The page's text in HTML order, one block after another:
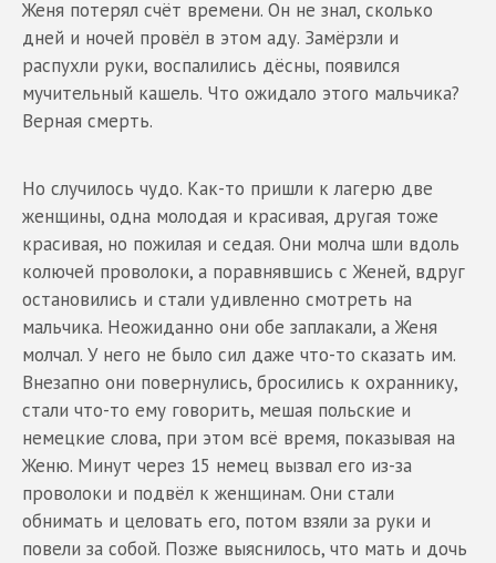
Женя потерял счёт времени. Он не знал, сколько
дней и ночей провёл в этом аду. Замёрзли и
распухли руки, воспалились дёсны, появился
мучительный кашель. Что ожидало этого мальчика?
Верная смерть.
Но случилось чудо. Как-то пришли к лагерю две
женщины, одна молодая и красивая, другая тоже
красивая, но пожилая и седая. Они молча шли вдоль
колючей проволоки, а поравнявшись с Женей, вдруг
остановились и стали удивленно смотреть на
мальчика. Неожиданно они обе заплакали, а Женя
молчал. У него не было сил даже что-то сказать им.
Внезапно они повернулись, бросились к охраннику,
стали что-то ему говорить, мешая польские и
немецкие слова, при этом всё время, показывая на
Женю. Минут через 15 немец вызвал его из-за
проволоки и подвёл к женщинам. Они стали
обнимать и целовать его, потом взяли за руки и
повели за собой. Позже выяснилось, что мать и дочь